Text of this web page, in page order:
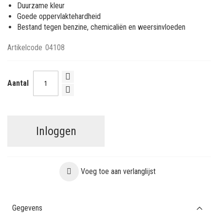
Duurzame kleur
Goede oppervlaktehardheid
Bestand tegen benzine, chemicaliën en weersinvloeden
Artikelcode 04108
Aantal
Inloggen
Voeg toe aan verlanglijst
Gegevens